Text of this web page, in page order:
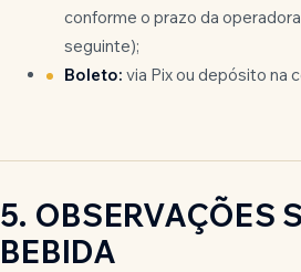
conforme o prazo da
seguinte);
Boleto: via Pix ou depósito na
5. OBSERVAÇÕES
BEBIDA